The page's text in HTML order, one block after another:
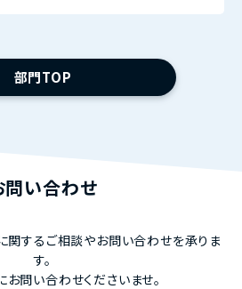
部門TOP
問い合わせ
関するご相談やお問い合わせを承りま
す。
お問い合わせくださいませ。